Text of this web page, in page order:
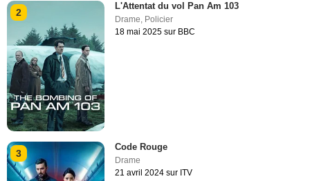
2
L'Attentat du vol Pan Am 103
Drame, Policier
18 mai 2025 sur BBC
3
Code Rouge
Drame
21 avril 2024 sur ITV